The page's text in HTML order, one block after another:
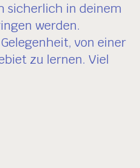
sicherlich in deinem
werden.
von einer
zu lernen. Viel